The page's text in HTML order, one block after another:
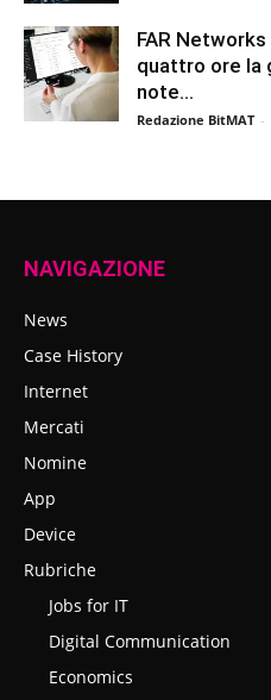
FAR
quattro ore la
note...
Redazione BitMAT -
NAVIGAZIONE
News
Case History
Internet
Mercati
Nomine
App
Device
Rubriche
Jobs for IT
Digital Communication
Economics